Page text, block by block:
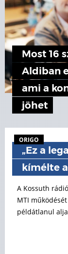
Most 16
Aldiban
ami a
jöhet
ORIGO
„Ez a
kímélte
A Kossuth
MTI
példátlanul